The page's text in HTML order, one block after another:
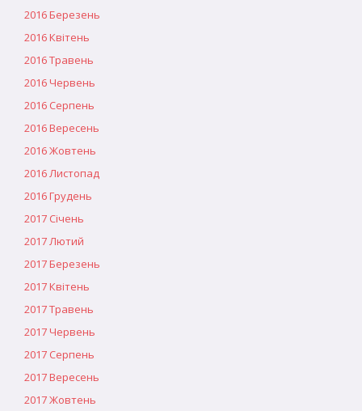
2016 Березень
2016 Квітень
2016 Травень
2016 Червень
2016 Серпень
2016 Вересень
2016 Жовтень
2016 Листопад
2016 Грудень
2017 Січень
2017 Лютий
2017 Березень
2017 Квітень
2017 Травень
2017 Червень
2017 Серпень
2017 Вересень
2017 Жовтень